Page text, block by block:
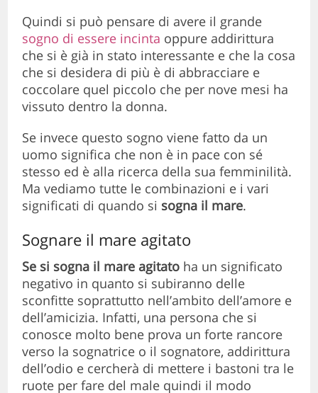
Quindi si può pensare di avere il grande
sogno di essere incinta oppure addirittura
che si è già in stato interessante e che la cosa
che si desidera di più è di abbracciare e
coccolare quel piccolo che per nove mesi ha
vissuto dentro la donna.
Se invece questo sogno viene fatto da un
uomo significa che non è in pace con sé
stesso ed è alla ricerca della sua femminilità.
Ma vediamo tutte le combinazioni e i vari
significati di quando si sogna il mare.
Sognare il mare agitato
Se si sogna il mare agitato ha un significato
negativo in quanto si subiranno delle
sconfitte soprattutto nell’ambito dell’amore e
dell’amicizia. Infatti, una persona che si
conosce molto bene prova un forte rancore
verso la sognatrice o il sognatore, addirittura
dell’odio e cercherà di mettere i bastoni tra le
ruote per fare del male quindi il modo